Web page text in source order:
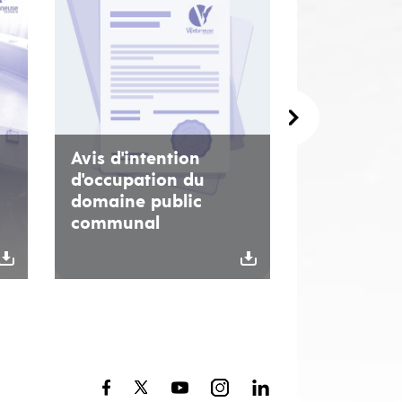
Avis d'intention
d'occupation du
domaine public
communal